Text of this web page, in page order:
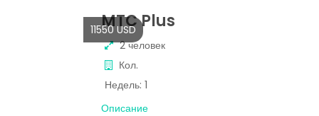
MTC Plus
2 человек
Кол.
Недель: 1
11550 USD
Описание